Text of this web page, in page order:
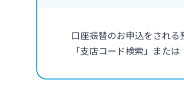
口座振替のお申込をされる
「支店コード検索」また